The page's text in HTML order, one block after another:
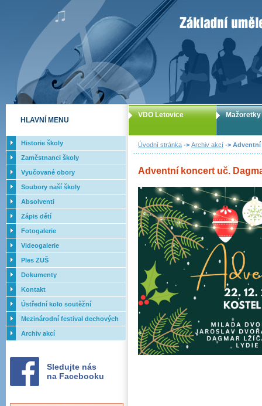
ZUŠ Letovice
Úvodní stránka -> Archiv akcí -> Adventní
Adventní koncert uč.
VDO Letovice Mažoretky
HLAVNÍ MENU
Historie školy
Zaměstnanci školy
Vyučované obory
Soubory naší školy
Absolventi
Zápis dětí
Fotogalerie
Videogalerie
Ples ZUŠ
Dokumenty
Kontakt
Ústřední kolo soutěžní
přehlídky dechových orchestrů
ZUŠ - 2017
Mezinárodní festival dechových
orchestrů - Letovice
Archiv akcí
Sledujte nás
na Facebooku